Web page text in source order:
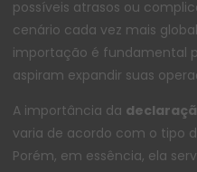
possíveis atrasos ou
cenário cada vez mais
importação é fundamental
aspiram expandir suas
A importância da
varia de acordo com o tipo
Porém, em essência, ela